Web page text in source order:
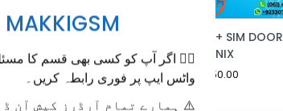
SIM DOOR
Sale
Price
HOT 60 PRO+ SIM DOOR
INFINIX
Regular
Price
Rs.250.00
MAKKIGSM
🙋‍♂️ اگر آپ کو کسی بھی قسم کا
واٹس ایپ پر فوری رابطہ کریں۔
⚠️ ہمارے تمام آرڈرز کیش آن